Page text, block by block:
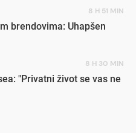
8 H 51 MIN
brendovima: Uhapšen
8 H 30 MIN
"Privatni život se vas ne